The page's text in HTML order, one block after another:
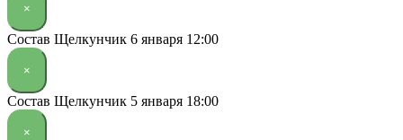
×
Состав Щелкунчик 6 января 12:00
×
Состав Щелкунчик 5 января 18:00
×